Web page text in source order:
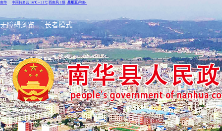
无障碍浏览 长者模式